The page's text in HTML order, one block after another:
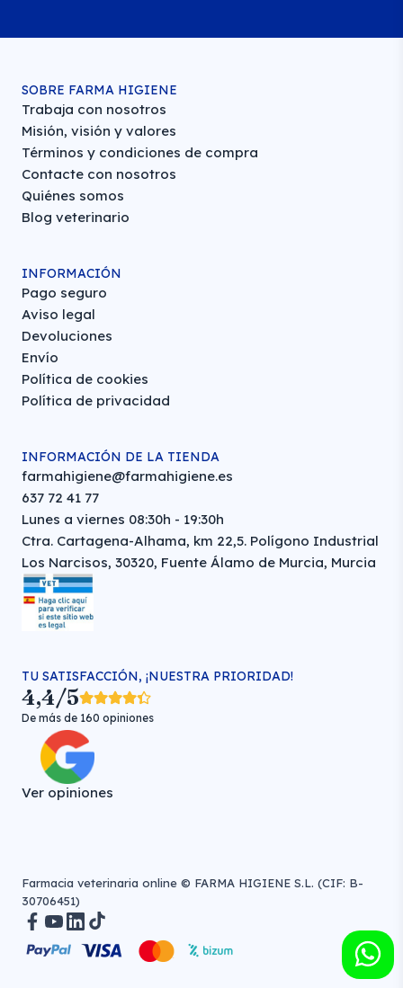
SOBRE FARMA HIGIENE
Trabaja con nosotros
Misión, visión y valores
Términos y condiciones de compra
Contacte con nosotros
Quiénes somos
Blog veterinario
INFORMACIÓN
Pago seguro
Aviso legal
Devoluciones
Envío
Política de cookies
Política de privacidad
INFORMACIÓN DE LA TIENDA
farmahigiene@farmahigiene.es
637 72 41 77
Lunes a viernes 08:30h - 19:30h
Ctra. Cartagena-Alhama, km 22,5. Polígono Industrial
Los Narcisos, 30320, Fuente Álamo de Murcia, Murcia
TU SATISFACCIÓN, ¡NUESTRA PRIORIDAD!
4,4/5
De más de 160 opiniones
Ver opiniones
Farmacia veterinaria online © FARMA HIGIENE S.L. (CIF: B-
30706451)